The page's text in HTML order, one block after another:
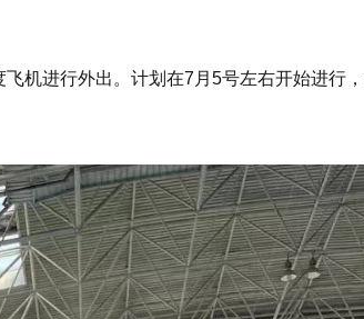
机进行外出。计划在7月5号左右开始进行